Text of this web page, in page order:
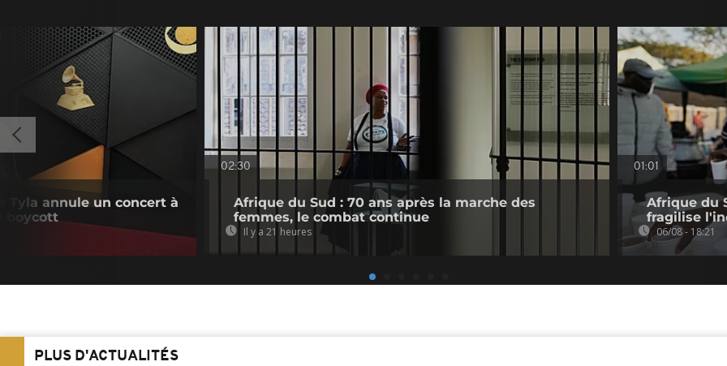
Tyla annule un concert à
boycott
02:30
Afrique du Sud : 70 ans après la marche des
femmes, le combat continue
Il y a 21 heures
01:01
Afrique du
fragilise
06/08 - 18:21
PLUS D'ACTUALITÉS